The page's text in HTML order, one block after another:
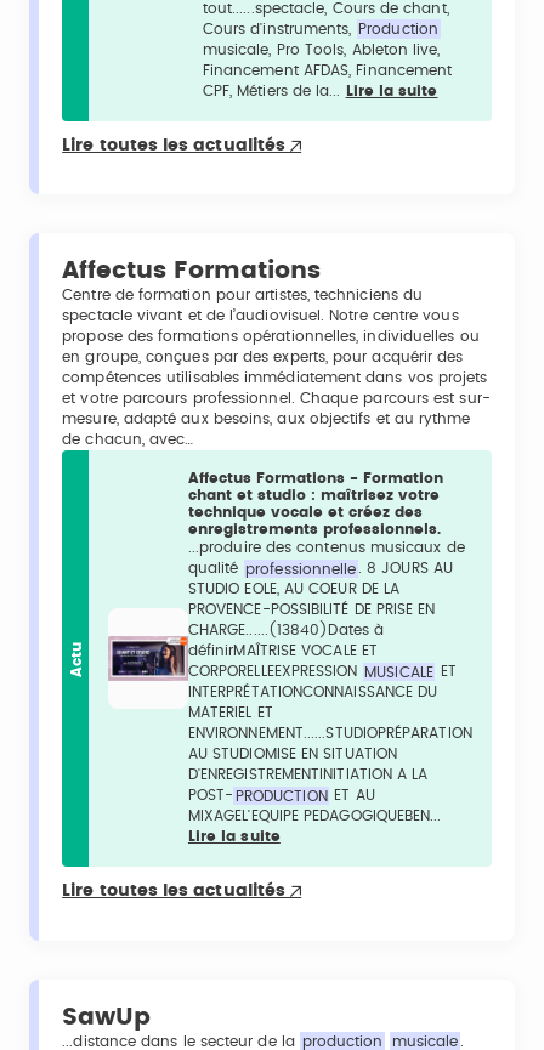
tout......spectacle, Cours de chant,
Cours d'instruments,
Production
musicale, Pro Tools, Ableton live,
Financement AFDAS, Financement
CPF, Métiers de la...
Lire la suite
Lire toutes les actualités
Affectus Formations
Centre de formation pour artistes, techniciens du
spectacle vivant et de l’audiovisuel. Notre centre vous
propose des formations opérationnelles, individuelles ou
en groupe, conçues par des experts, pour acquérir des
compétences utilisables immédiatement dans vos projets
et votre parcours professionnel. Chaque parcours est sur-
mesure, adapté aux besoins, aux objectifs et au rythme
de chacun, avec…
Actu
Affectus Formations - Formation
chant et studio : maîtrisez votre
technique vocale et créez des
enregistrements professionnels.
...produire des contenus musicaux de
qualité professionnelle
. 8 JOURS AU
STUDIO EOLE, AU COEUR DE LA
PROVENCE-POSSIBILITÉ DE PRISE EN
CHARGE......(13840)Dates à
définirMAÎTRISE VOCALE ET
CORPORELLEEXPRESSION
MUSICALE
ET
INTERPRÉTATIONCONNAISSANCE DU
MATERIEL ET
ENVIRONNEMENT......STUDIOPRÉPARATION
AU STUDIOMISE EN SITUATION
D'ENREGISTREMENTINITIATION A LA
POST- PRODUCTION
ET AU
MIXAGEL'EQUIPE PEDAGOGIQUEBEN...
Lire la suite
Lire toutes les actualités
SawUp
...distance dans le secteur de la production musicale